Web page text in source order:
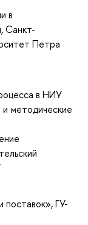
в
, Санкт-
Петра
в НИУ
методические
поставок», ГУ-